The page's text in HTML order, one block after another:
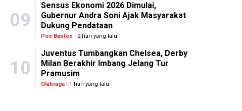
09
Sensus Ekonomi 2026 Dimulai,
Gubernur Andra Soni Ajak Masyarakat
Dukung Pendataan
Pos Banten | 2 hari yang lalu
10
Juventus Tumbangkan Chelsea, Derby
Milan Berakhir Imbang Jelang Tur
Pramusim
Olahraga | 1 hari yang lalu